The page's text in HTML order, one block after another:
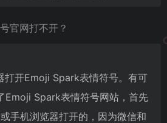
官网打不开？
打开Emoji Spark表情符号。有可
Emoji Spark表情符号网站，首先
手机浏览器打开的，因为微信和